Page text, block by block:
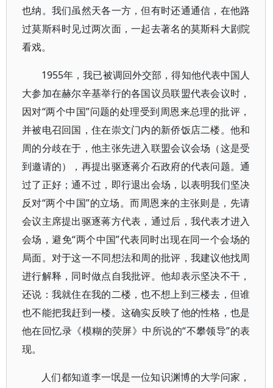
也纳。我们虽然天各一方，但有时还通通信，在他路
过莫斯科时见过两次面，一起去著名的莫斯科大剧院
看戏。
1955年，我已被调回外交部，得知他代表中国人
大参加在赫尔辛基举行的各国议员联盟代表会议时，
因对“两个中国”问题的处理受到周恩来总理的批评，
并被电召回国，住在崇文门内的新侨饭店二楼。他和
周的分歧在于，他主张先进入联盟会议会场（这是受
到邀请的），再提出驱逐蒋介石政府的代表问题。通
过了正好；通不过，即行退出会场，以表明我们坚决
反对“两个中国”的立场。而周恩来的主张则是，先请
会议主席提出驱逐蒋方代表，通过后，我代表才进入
会场，避免“两个中国”代表同时出现在同一个会场的
局面。对于这一不同想法和周的批评，我建议他找周
进行解释，同时做点自我批评。他却表示坚决不干，
还说：我就住在我的二楼，也不想上到三楼去，但谁
也不能把我赶到一楼。这确实反映了他的性格，也是
他在回忆录《模糊的荧屏》中所说的“不攀领导”的表
现。
人们都知道李一氓是一位知识渊博的大学问家，